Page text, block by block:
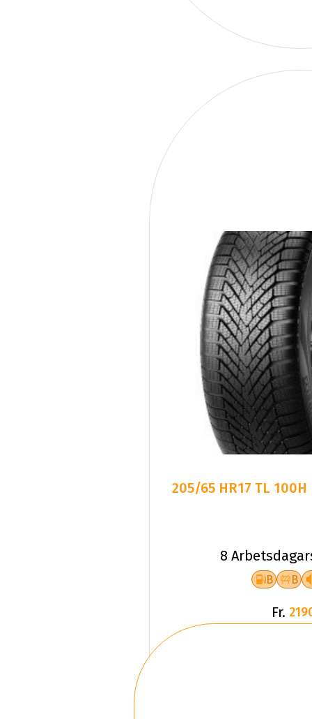
205/65 HR17 TL 100H
8
B B
Fr.